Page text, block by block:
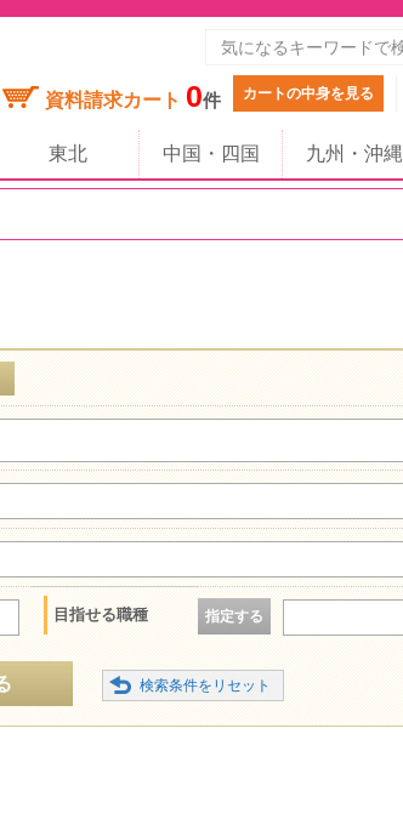
資料請求カート 0件 カートの中身を見る
東北 中国・四国 九州・沖縄
目指せる職種 指定する